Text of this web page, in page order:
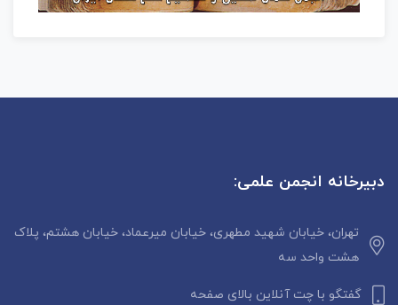
دبیرخانه انجمن علمی:
تهران، خیابان شهید مطهری، خیابان میرعماد، خیابان هشتم، پلاک
هشت واحد سه
گفتگو با چت آنلاین بالای صفحه